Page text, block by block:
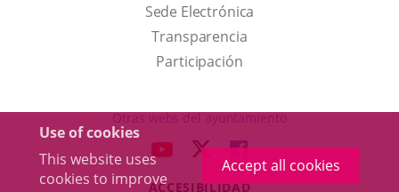
Use of cookies
This website uses
cookies to improve
Accept all cookies
link
will
open
a
up
window.
Sede Electrónica
Transparencia
Participación
Otras webs del ayuntamiento
LINK LINK
TO
LINK
TO
ACCESIBILIDAD